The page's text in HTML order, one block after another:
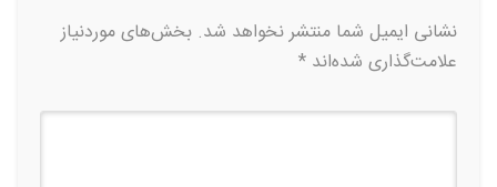
نشانی ایمیل شما منتشر نخواهد شد. بخش‌های موردنیاز
علامت‌گذاری شده‌اند *